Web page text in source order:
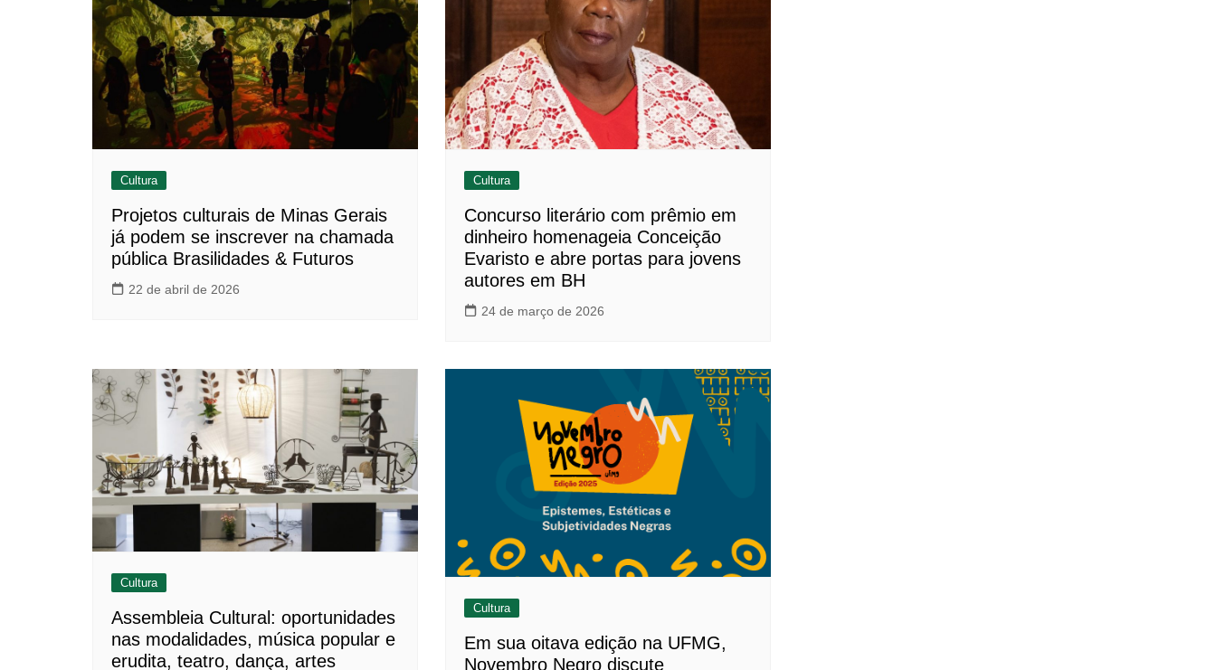
Cultura
Projetos culturais de Minas Gerais
já podem se inscrever na chamada
pública Brasilidades & Futuros
22 de abril de 2026
Cultura
Concurso literário com prêmio em
dinheiro homenageia Conceição
Evaristo e abre portas para jovens
autores em BH
24 de março de 2026
Cultura
Assembleia Cultural: oportunidades
nas modalidades, música popular e
erudita, teatro, dança, artes
Cultura
Em sua oitava edição na UFMG,
Novembro Negro discute